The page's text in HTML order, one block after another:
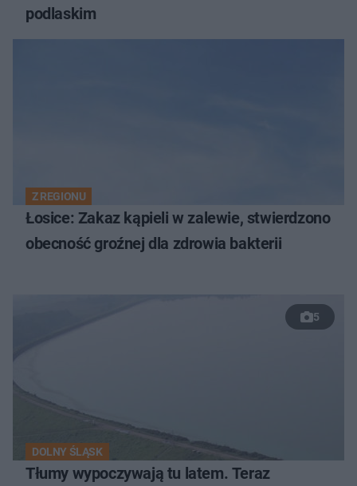
podlaskim
Z REGIONU
Łosice: Zakaz kąpieli w zalewie, stwierdzono
obecność groźnej dla zdrowia bakterii
5
DOLNY ŚLĄSK
Tłumy wypoczywają tu latem. Teraz